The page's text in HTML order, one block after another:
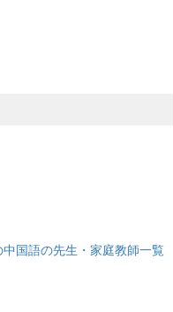
国語の先生・家庭教師一覧